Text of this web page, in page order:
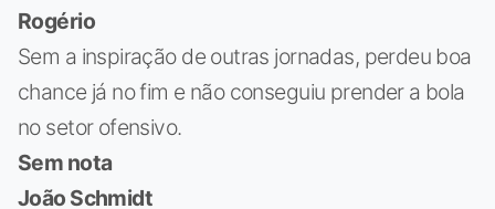
Rogério
Sem a inspiração de outras jornadas, perdeu boa
chance já no fim e não conseguiu prender a bola
no setor ofensivo.
Sem nota
João Schmidt